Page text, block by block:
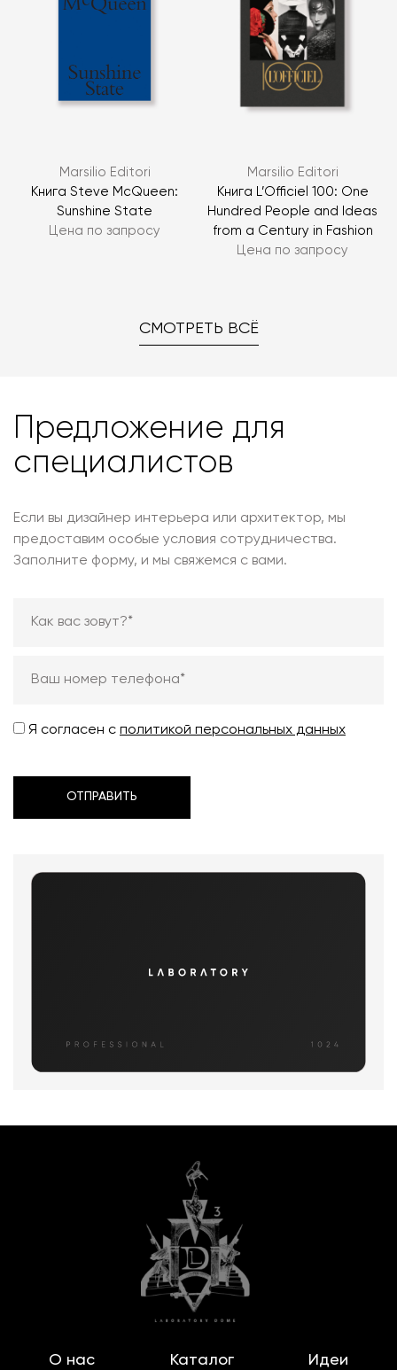
Marsilio Editori
Книга Steve McQueen:
Sunshine State
Цена по запросу
Marsilio Editori
Книга L’Officiel 100: One
Hundred People and Ideas
from a Century in Fashion
Цена по запросу
СМОТРЕТЬ ВСЁ
Предложение для
специалистов
Если вы дизайнер интерьера или архитектор, мы
предоставим особые условия сотрудничества.
Заполните форму, и мы свяжемся с вами.
Я согласен с политикой персональных данных
ОТПРАВИТЬ
О нас Каталог Идеи